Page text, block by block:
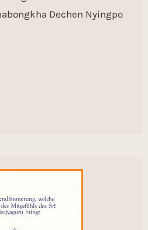
Dechen Nyingpo